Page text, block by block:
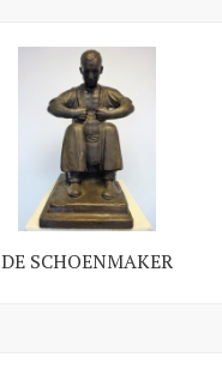
DE SCHOENMAKER